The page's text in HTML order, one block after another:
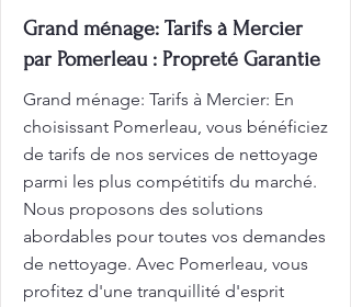
Grand ménage: Tarifs à Mercier
par Pomerleau : Propreté Garantie
Grand ménage: Tarifs à Mercier: En
choisissant Pomerleau, vous bénéficiez
de tarifs de nos services de nettoyage
parmi les plus compétitifs du marché.
Nous proposons des solutions
abordables pour toutes vos demandes
de nettoyage. Avec Pomerleau, vous
profitez d'une tranquillité d'esprit